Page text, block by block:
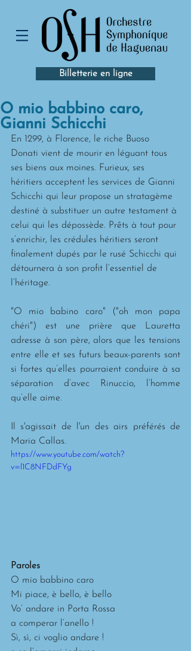
Billetterie en ligne
O mio babbino caro,
Gianni Schicchi
En 1299, à Florence, le riche Buoso
Donati vient de mourir en léguant tous
ses biens aux moines. Furieux, ses
héritiers acceptent les services de Gianni
Schicchi qui leur propose un stratagème
destiné à substituer un autre testament à
celui qui les dépossède. Prêts à tout pour
s’enrichir, les crédules héritiers seront
finalement dupés par le rusé Schicchi qui
détournera à son profit l’essentiel de
l’héritage.
"O mio babino caro" ("oh mon papa
chéri") est une prière que Lauretta
adresse à son père, alors que les tensions
entre elle et ses futurs beaux-parents sont
si fortes qu’elles pourraient conduire à sa
séparation d’avec Rinuccio, l’homme
qu’elle aime.
Il s'agissait de l'un des airs préférés de
Maria Callas.
https://www.youtube.com/watch?
v=l1C8NFDdFYg
Paroles
O mio babbino caro
Mi piace, è bello, è bello
Vo’ andare in Porta Rossa
a comperar l’anello !
Sì, sì, ci voglio andare !